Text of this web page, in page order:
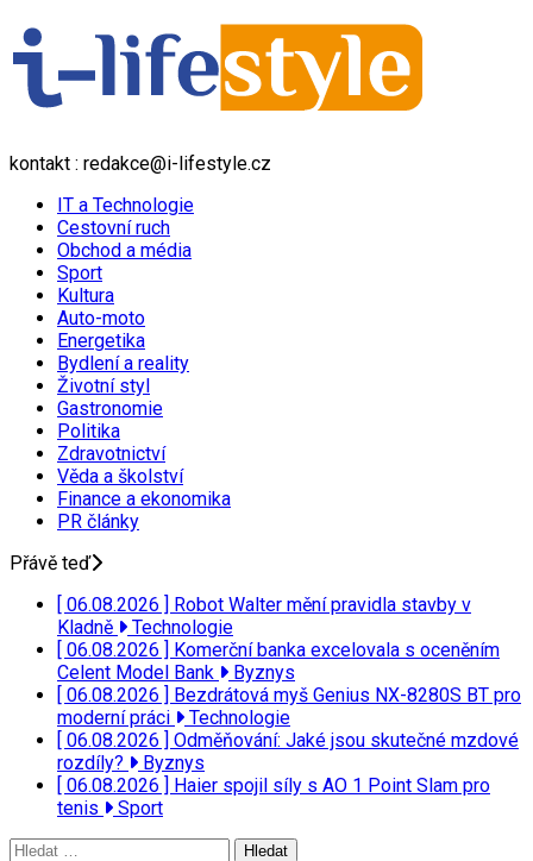
kontakt : redakce@i-lifestyle.cz
IT a Technologie
Cestovní ruch
Obchod a média
Sport
Kultura
Auto-moto
Energetika
Bydlení a reality
Životní styl
Gastronomie
Politika
Zdravotnictví
Věda a školství
Finance a ekonomika
PR články
Přávě teď
[ 06.08.2026 ] Robot Walter mění pravidla stavby v
Kladně
Technologie
[ 06.08.2026 ] Komerční banka excelovala s oceněním
Celent Model Bank
Byznys
[ 06.08.2026 ] Bezdrátová myš Genius NX-8280S BT pro
moderní práci
Technologie
[ 06.08.2026 ] Odměňování: Jaké jsou skutečné mzdové
rozdíly?
Byznys
[ 06.08.2026 ] Haier spojil síly s AO 1 Point Slam pro
tenis
Sport
Vyhledávání